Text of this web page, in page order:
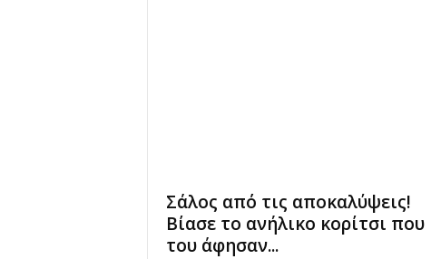
Σάλος από τις αποκαλύψεις!
Βίασε το ανήλικο κορίτσι που
του άφησαν...